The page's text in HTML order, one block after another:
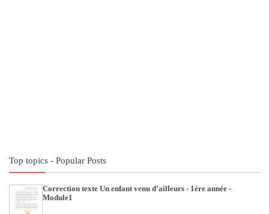
Top topics - Popular Posts
Correction texte Un enfant venu d’ailleurs - 1ére année -
Module1